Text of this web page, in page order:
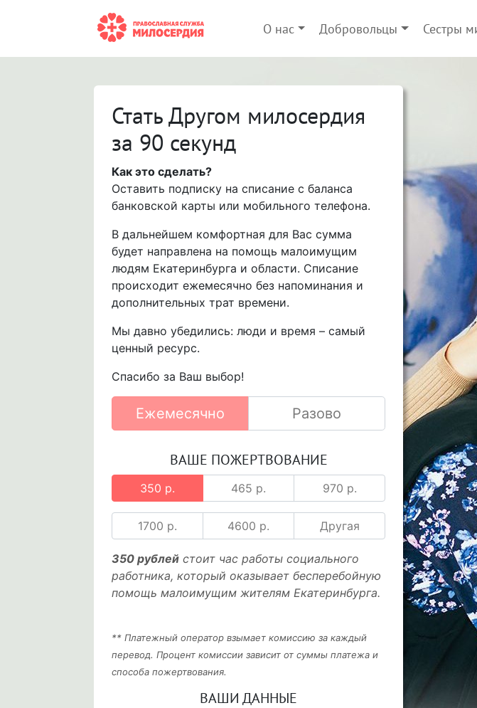
О нас Добровольцы Сестры
Стать Другом милосердия
за 90 секунд
Как это сделать?
Оставить подписку на списание с баланса
банковской карты или мобильного телефона.
В дальнейшем комфортная для Вас сумма
будет направлена на помощь малоимущим
людям Екатеринбурга и области. Списание
происходит ежемесячно без напоминания и
дополнительных трат времени.
Мы давно убедились: люди и время – самый
ценный ресурс.
Спасибо за Ваш выбор!
Ежемесячно Разово
ВАШЕ ПОЖЕРТВОВАНИЕ
350 р. 465 р. 970 р.
1700 р. 4600 р. Другая
350 рублей стоит час работы социального
работника, который оказывает бесперебойную
помощь малоимущим жителям Екатеринбурга.
** Платежный оператор взымает комиссию за каждый
перевод. Процент комиссии зависит от суммы платежа и
способа пожертвования.
ВАШИ ДАННЫЕ